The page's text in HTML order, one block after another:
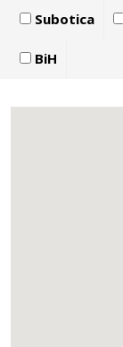
Subotica
BiH